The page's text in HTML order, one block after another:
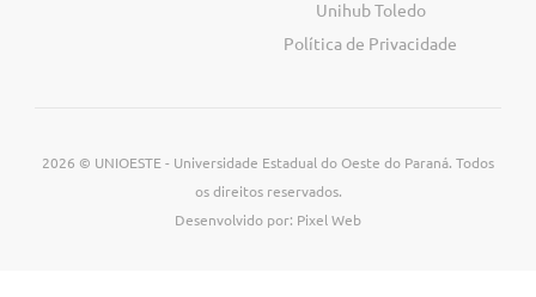
Unihub Toledo
Política de Privacidade
2026 © UNIOESTE - Universidade Estadual do Oeste do Paraná. Todos
os direitos reservados.
Desenvolvido por: Pixel Web